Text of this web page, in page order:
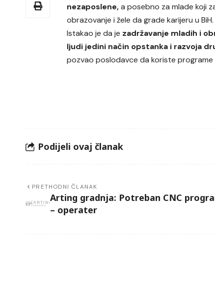
nezaposlene,a posebno za mlade koji
obrazovanje i žele da grade karijeru u BiH.
Istakao je da je zadržavanje mladih i
ljudi jedini način opstanka i razvoja
pozvao poslodavce da koriste programe
Podijeli ovaj članak
PRETHODNI ČLANAK
Arting gradnja: Potreban CNC
– operater